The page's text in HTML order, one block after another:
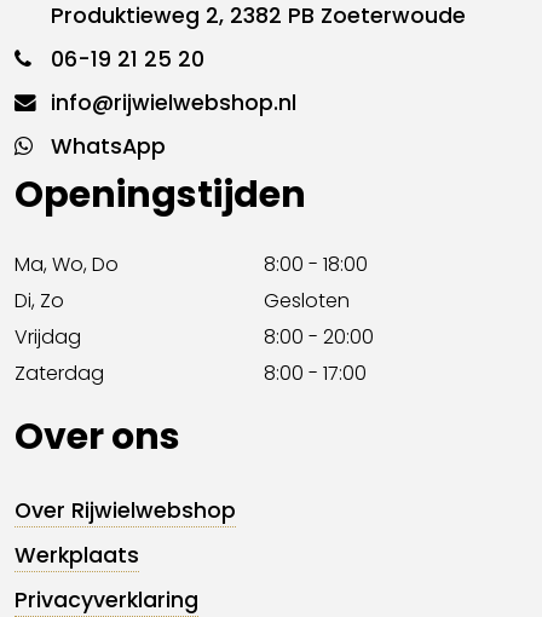
Produktieweg 2, 2382 PB Zoeterwoude
06-19 21 25 20
info@rijwielwebshop.nl
WhatsApp
Openingstijden
Ma, Wo, Do
8:00 - 18:00
Di, Zo
Gesloten
Vrijdag
8:00 - 20:00
Zaterdag
8:00 - 17:00
Over ons
Over Rijwielwebshop
Werkplaats
Privacyverklaring